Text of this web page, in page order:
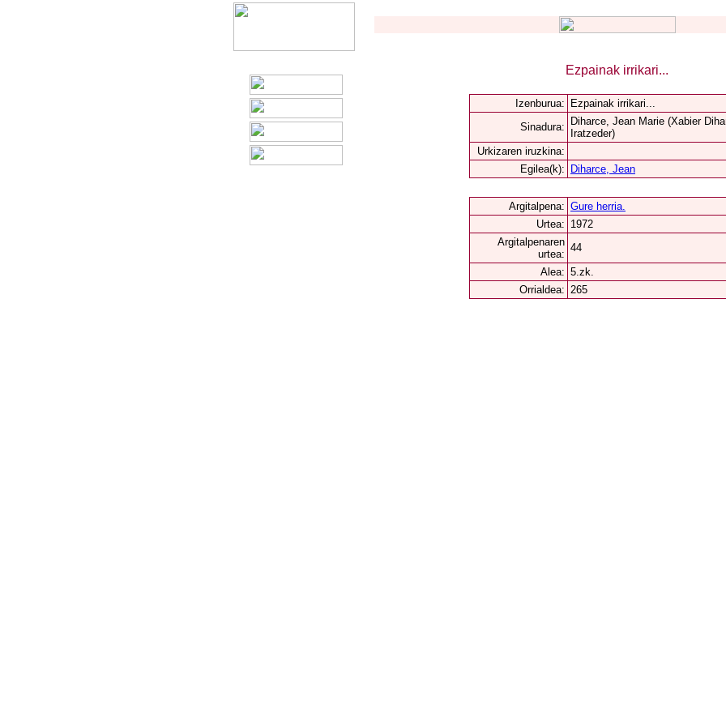
Ezpainak irrikari...
Izenburua:
Ezpainak irrikari...
Sinadura:
Diharce, Jean Marie (Xabier
Iratzeder)
Urkizaren iruzkina:
Egilea(k):
Diharce, Jean
Argitalpena: Gure herria.
Urtea: 1972
Argitalpenaren
urtea:
44
Alea: 5.zk.
Orrialdea: 265